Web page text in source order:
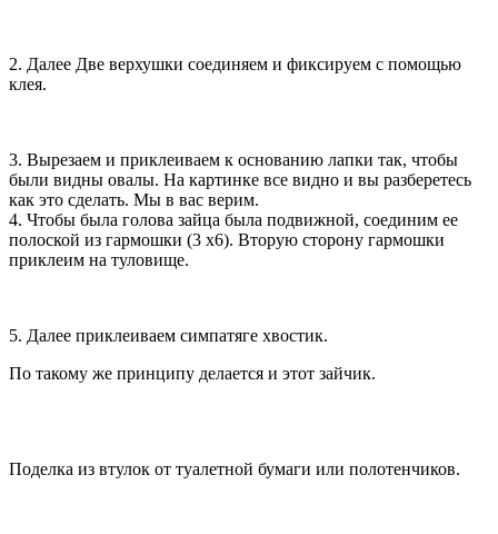
2. Далее Две верхушки соединяем и фиксируем с помощью
клея.
3. Вырезаем и приклеиваем к основанию лапки так, чтобы
были видны овалы. На картинке все видно и вы разберетесь
как это сделать. Мы в вас верим.
4. Чтобы была голова зайца была подвижной, соединим ее
полоской из гармошки (3 x6). Вторую сторону гармошки
приклеим на туловище.
5. Далее приклеиваем симпатяге хвостик.
По такому же принципу делается и этот зайчик.
Поделка из втулок от туалетной бумаги или полотенчиков.